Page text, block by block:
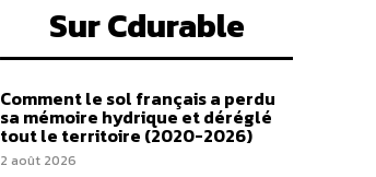
Sur Cdurable
Comment le sol français a perdu
sa mémoire hydrique et déréglé
tout le territoire (2020-2026)
2 août 2026